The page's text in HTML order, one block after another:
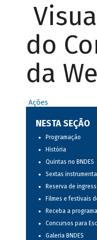
do
da
Ações
NESTA SEÇÃO
Programação
História
Quintas no BNDES
Sextas
Reserva de
Filmes e festivais
Receba a
Concursos para
Galeria BNDES